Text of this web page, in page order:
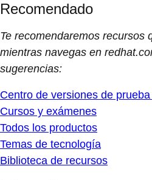
Recomendado
Te recomendaremos recursos
mientras navegas en
sugerencias:
Centro de versiones de
Cursos y exámenes
Todos los productos
Temas de tecnología
Biblioteca de recursos